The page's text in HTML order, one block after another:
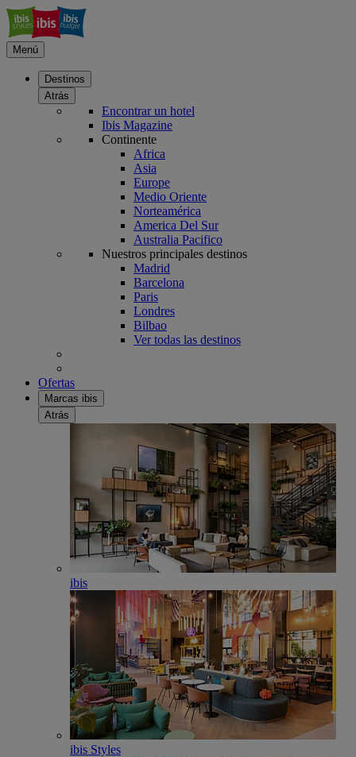
Menú
Destinos
Atrás
Encontrar un hotel
Ibis Magazine
Continente
Africa
Asia
Europe
Medio Oriente
Norteamérica
America Del Sur
Australia Pacifico
Nuestros principales destinos
Madrid
Barcelona
Paris
Londres
Bilbao
Ver todas las destinos
Ofertas
Marcas ibis
Atrás
ibis
ibis Styles